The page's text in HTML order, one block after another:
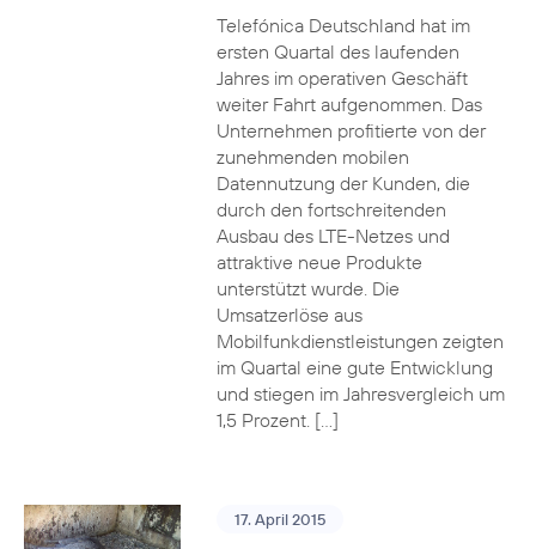
Telefónica Deutschland hat im
ersten Quartal des laufenden
Jahres im operativen Geschäft
weiter Fahrt aufgenommen. Das
Unternehmen profitierte von der
zunehmenden mobilen
Datennutzung der Kunden, die
durch den fortschreitenden
Ausbau des LTE-Netzes und
attraktive neue Produkte
unterstützt wurde. Die
Umsatzerlöse aus
Mobilfunkdienstleistungen zeigten
im Quartal eine gute Entwicklung
und stiegen im Jahresvergleich um
1,5 Prozent. […]
17. April 2015